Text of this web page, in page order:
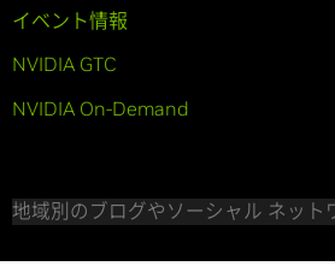
イベント情報
NVIDIA GTC
NVIDIA On-Demand
地域別のブログやソーシャル ネット